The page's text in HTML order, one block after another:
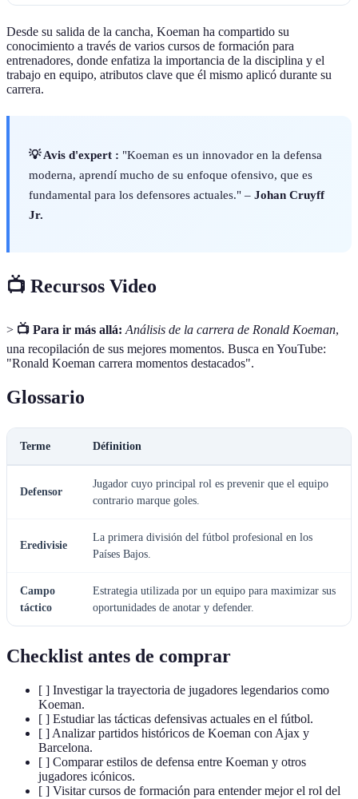
Desde su salida de la cancha, Koeman ha compartido su
conocimiento a través de varios cursos de formación para
entrenadores, donde enfatiza la importancia de la disciplina y el
trabajo en equipo, atributos clave que él mismo aplicó durante su
carrera.
💡 Avis d'expert : "Koeman es un innovador en la defensa
moderna, aprendí mucho de su enfoque ofensivo, que es
fundamental para los defensores actuales." – Johan Cruyff
Jr.
📺 Recursos Video
> 📺 Para ir más allá: Análisis de la carrera de Ronald Koeman,
una recopilación de sus mejores momentos. Busca en YouTube:
"Ronald Koeman carrera momentos destacados".
Glossario
Terme Définition
Defensor
Jugador cuyo principal rol es prevenir que el equipo
contrario marque goles.
Eredivisie
La primera división del fútbol profesional en los
Países Bajos.
Campo
táctico
Estrategia utilizada por un equipo para maximizar sus
oportunidades de anotar y defender.
Checklist antes de comprar
[ ] Investigar la trayectoria de jugadores legendarios como
Koeman.
[ ] Estudiar las tácticas defensivas actuales en el fútbol.
[ ] Analizar partidos históricos de Koeman con Ajax y
Barcelona.
[ ] Comparar estilos de defensa entre Koeman y otros
jugadores icónicos.
[ ] Visitar cursos de formación para entender mejor el rol del